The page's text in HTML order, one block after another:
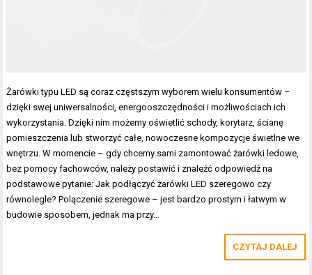
Żarówki typu LED są coraz częstszym wyborem wielu konsumentów –
dzięki swej uniwersalności, energooszczędności i możliwościach ich
wykorzystania. Dzięki nim możemy oświetlić schody, korytarz, ścianę
pomieszczenia lub stworzyć całe, nowoczesne kompozycje świetlne we
wnętrzu. W momencie – gdy chcemy sami zamontować żarówki ledowe,
bez pomocy fachowców, należy postawić i znaleźć odpowiedź na
podstawowe pytanie: Jak podłączyć żarówki LED szeregowo czy
równolegle? Polączenie szeregowe – jest bardzo prostym i łatwym w
budowie sposobem, jednak ma przy…
CZYTAJ DALEJ